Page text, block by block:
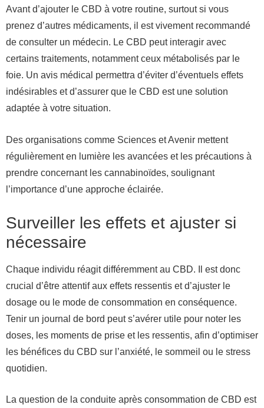
Avant d’ajouter le CBD à votre routine, surtout si vous
prenez d’autres médicaments, il est vivement recommandé
de consulter un médecin. Le CBD peut interagir avec
certains traitements, notamment ceux métabolisés par le
foie. Un avis médical permettra d’éviter d’éventuels effets
indésirables et d’assurer que le CBD est une solution
adaptée à votre situation.
Des organisations comme Sciences et Avenir mettent
régulièrement en lumière les avancées et les précautions à
prendre concernant les cannabinoïdes, soulignant
l’importance d’une approche éclairée.
Surveiller les effets et ajuster si
nécessaire
Chaque individu réagit différemment au CBD. Il est donc
crucial d’être attentif aux effets ressentis et d’ajuster le
dosage ou le mode de consommation en conséquence.
Tenir un journal de bord peut s’avérer utile pour noter les
doses, les moments de prise et les ressentis, afin d’optimiser
les bénéfices du CBD sur l’anxiété, le sommeil ou le stress
quotidien.
La question de la conduite après consommation de CBD est